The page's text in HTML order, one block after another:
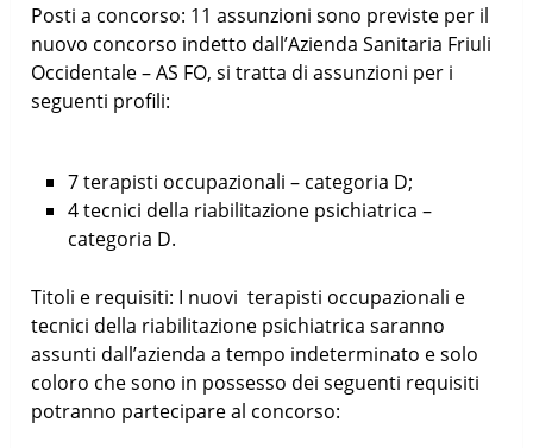
Posti a concorso: 11 assunzioni sono previste per il
nuovo concorso indetto dall’Azienda Sanitaria Friuli
Occidentale – AS FO, si tratta di assunzioni per i
seguenti profili:
7 terapisti occupazionali – categoria D;
4 tecnici della riabilitazione psichiatrica –
categoria D.
Titoli e requisiti: I nuovi terapisti occupazionali e
tecnici della riabilitazione psichiatrica saranno
assunti dall’azienda a tempo indeterminato e solo
coloro che sono in possesso dei seguenti requisiti
potranno partecipare al concorso: